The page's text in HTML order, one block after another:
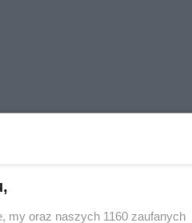
my oraz naszych 1160 zaufanych